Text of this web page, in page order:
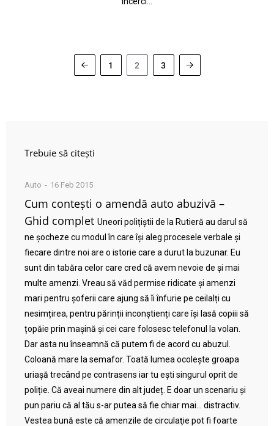
1 2 3
Trebuie să citești
Auto 16 Feb 2015
Cum contești o amendă auto abuzivă –
Ghid complet Uneori polițiștii de la Rutieră au darul să
ne șocheze cu modul în care își aleg procesele verbale și
fiecare dintre noi are o istorie care a durut la buzunar. Eu
sunt din tabăra celor care cred că avem nevoie de și mai
multe amenzi. Vreau să văd permise ridicate și amenzi
mari pentru șoferii care ajung să îi înfurie pe ceilalți cu
nesimțirea, pentru părinții inconștienți care își lasă copiii să
țopăie prin mașină și cei care folosesc telefonul la volan.
Dar asta nu înseamnă că putem fi de acord cu abuzul.
Coloană mare la semafor. Toată lumea ocolește groapa
uriașă trecând pe contrasens iar tu ești singurul oprit de
poliție. Că aveai numere din alt județ. E doar un scenariu și
pun pariu că al tău s-ar putea să fie chiar mai… distractiv.
Vestea bună este că amenzile de circulaţie pot fi foarte